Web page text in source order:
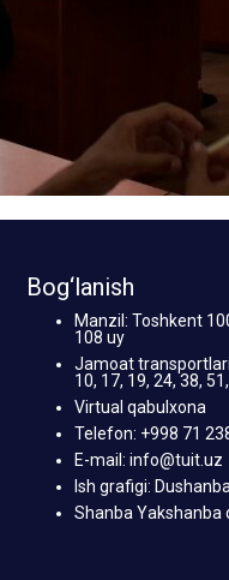
Bog‘lanish
Manzil: Toshkent
108 uy
Jamoat
10, 17, 19, 24, 38,
Virtual qabulxona
Telefon: +998 71
E-mail: info@tuit.uz
Ish grafigi:
Shanba Yakshanba